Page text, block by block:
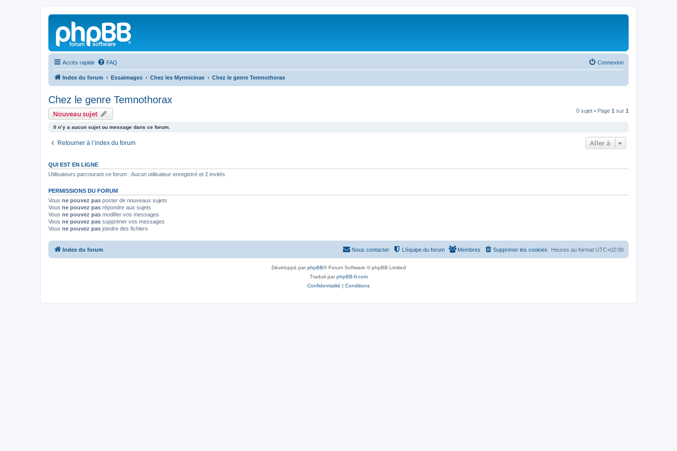
Accès rapide FAQ Connexion
Index du forum Essaimages Chez les Myrmicinae Chez le genre Temnothorax
Chez le genre Temnothorax
Nouveau sujet 0 sujet • Page 1 sur 1
Il n’y a aucun sujet ou message dans ce forum.
Retourner à l’index du forum Aller à
QUI EST EN LIGNE
Utilisateurs parcourant ce forum : Aucun utilisateur enregistré et 2 invités
PERMISSIONS DU FORUM
Vous ne pouvez pas poster de nouveaux sujets
Vous ne pouvez pas répondre aux sujets
Vous ne pouvez pas modifier vos messages
Vous ne pouvez pas supprimer vos messages
Vous ne pouvez pas joindre des fichiers
Index du forum Heures au format UTC+02:00
Supprimer les cookies
Membres
L’équipe du forum
Nous contacter
Développé parphpBB® Forum Software © phpBB Limited
Traduit parphpBB-fr.com
Confidentialité | Conditions